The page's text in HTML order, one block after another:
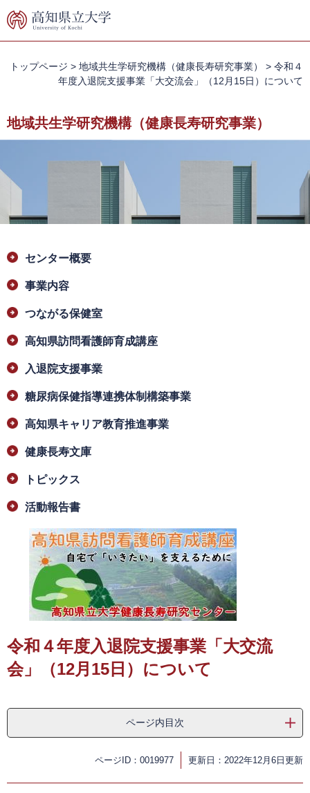
ー
ニ
て
本
へ
トップページ > 地域共生学研究機構（健康長寿研究事業） > 令和４
年度入退院支援事業「大交流会」（12月15日）について
地域共生学研究機構（健康長寿研究事業）
文
センター概要
事業内容
つながる保健室
高知県訪問看護師育成講座
入退院支援事業
糖尿病保健指導連携体制構築事業
高知県キャリア教育推進事業
健康長寿文庫
トピックス
活動報告書
令和４年度入退院支援事業「大交流
会」（12月15日）について
ページ内目次
ページID：0019977 更新日：2022年12月6日更新